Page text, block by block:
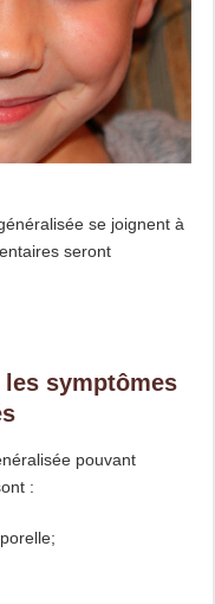
se joignent à
seront
symptômes
pouvant
: